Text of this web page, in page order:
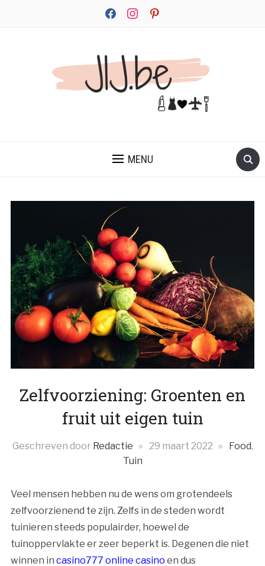
facebookinstagrampinterest
MENU
Zelfvoorziening: Groenten en
fruit uit eigen tuin
Geschreven door Redactie 29 maart 2022 Food,
Tuin
Veel mensen hebben nu de wens om grotendeels
zelfvoorzienend te zijn. Zelfs in de steden wordt
tuinieren steeds populairder, hoewel de
tuinoppervlakte er zeer beperkt is. Degenen die niet
winnen in casino777 online casino en dus